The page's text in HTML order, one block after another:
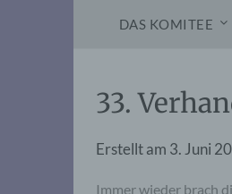
DAS KOMITEE
33.
Erstellt am 3. Juni
Immer wieder brach